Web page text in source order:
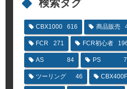
検索タグ
CBX1000 616 商品販売
FCR 271 FCR初心者
AS 84 PS
ツーリング 46 CBX400F